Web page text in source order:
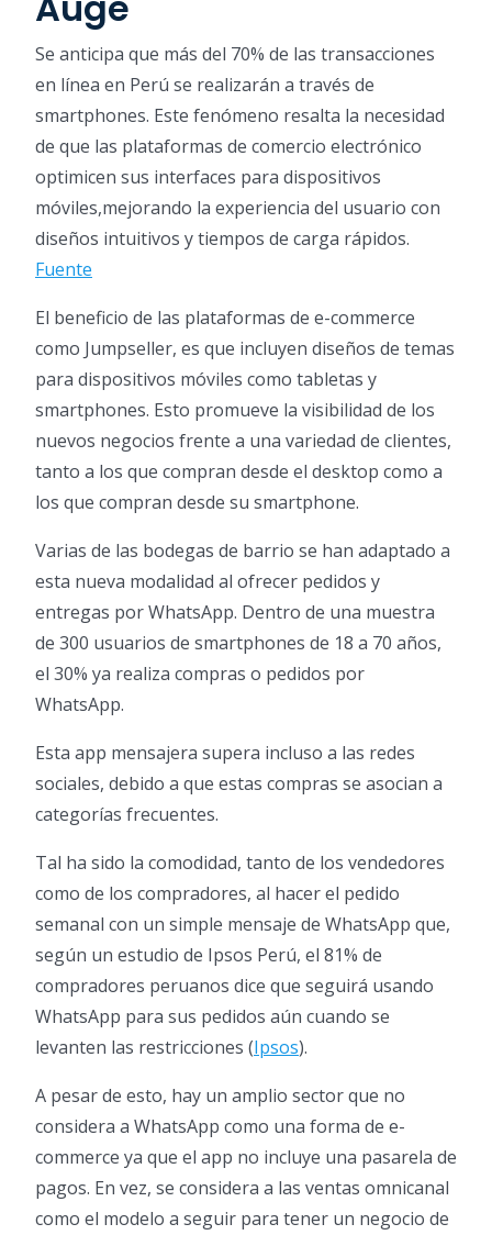
Se anticipa que más del 70% de las transacciones
en línea en Perú se realizarán a través de
smartphones. Este fenómeno resalta la necesidad
de que las plataformas de comercio electrónico
optimicen sus interfaces para dispositivos
móviles,mejorando la experiencia del usuario con
diseños intuitivos y tiempos de carga rápidos.
Fuente
El beneficio de las plataformas de e-commerce
como Jumpseller, es que incluyen diseños de temas
para dispositivos móviles como tabletas y
smartphones. Esto promueve la visibilidad de los
nuevos negocios frente a una variedad de clientes,
tanto a los que compran desde el desktop como a
los que compran desde su smartphone.
Varias de las bodegas de barrio se han adaptado a
esta nueva modalidad al ofrecer pedidos y
entregas por WhatsApp. Dentro de una muestra
de 300 usuarios de smartphones de 18 a 70 años,
el 30% ya realiza compras o pedidos por
WhatsApp.
Esta app mensajera supera incluso a las redes
sociales, debido a que estas compras se asocian a
categorías frecuentes.
Tal ha sido la comodidad, tanto de los vendedores
como de los compradores, al hacer el pedido
semanal con un simple mensaje de WhatsApp que,
según un estudio de Ipsos Perú, el 81% de
compradores peruanos dice que seguirá usando
WhatsApp para sus pedidos aún cuando se
levanten las restricciones (Ipsos).
A pesar de esto, hay un amplio sector que no
considera a WhatsApp como una forma de e-
commerce ya que el app no incluye una pasarela de
pagos. En vez, se considera a las ventas omnicanal
como el modelo a seguir para tener un negocio de